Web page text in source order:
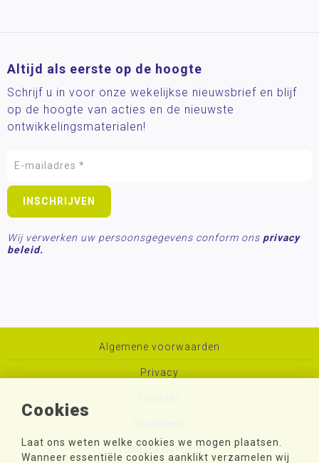
Cookies
Laat ons weten welke cookies we mogen plaatsen.
Wanneer essentiële cookies aanklikt verzamelen wij
Altijd als eerste op de hoogte
Schrijf u in voor onze wekelijkse nieuwsbrief en blijf
op de hoogte van acties en de nieuwste
ontwikkelingsmaterialen!
Wij verwerken uw persoonsgegevens conform ons privacy
beleid.
Algemene voorwaarden
Privacy
Toegankelijkheid